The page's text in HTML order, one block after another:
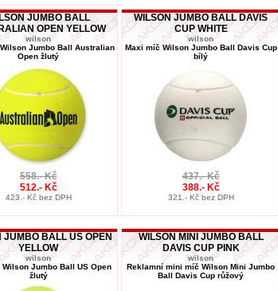
JUMBO BALL
OPEN YELLOW
wilson
Jumbo Ball Australian
Open žlutý
558.- Kč
512.- Kč
423.- Kč bez DPH
WILSON JUMBO BALL DAVIS
CUP WHITE
wilson
Maxi míč Wilson Jumbo Ball Davis Cup
bílý
437.- Kč
388.- Kč
321.- Kč bez DPH
JUMBO BALL US OPEN
YELLOW
wilson
Jumbo Ball US Open
žlutý
WILSON MINI JUMBO BALL
DAVIS CUP PINK
wilson
Reklamní mini míč Wilson Mini Jumbo
Ball Davis Cup růžový